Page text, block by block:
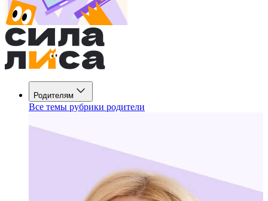
Родителям
Все темы рубрики родители